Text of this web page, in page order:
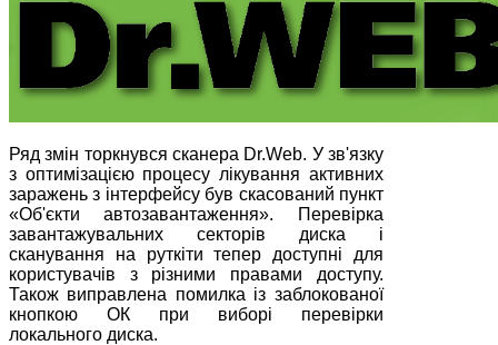
Ряд змін торкнувся сканера Dr.Web. У зв'язку
з оптимізацією процесу лікування активних
заражень з інтерфейсу був скасований пункт
«Об'єкти автозавантаження». Перевірка
завантажувальних секторів диска і
сканування на руткіти тепер доступні для
користувачів з різними правами доступу.
Також виправлена помилка із заблокованої
кнопкою ОК при виборі перевірки
локального диска.